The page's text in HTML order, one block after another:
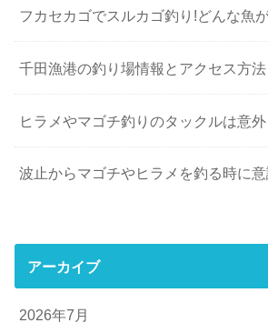
フカセカゴでスルカゴ釣り!どんな魚
千田漁港の釣り場情報とアクセス方法
ヒラメやマゴチ釣りのタックルは意
波止からマゴチやヒラメを釣る時に
アーカイブ
2026年7月